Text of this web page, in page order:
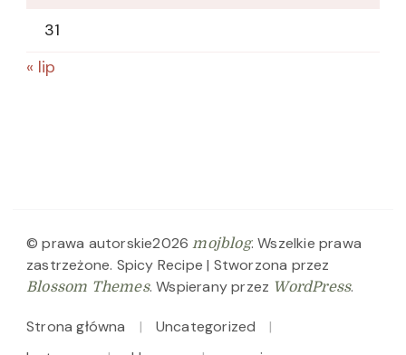
31
« lip
© prawa autorskie2026mojblog. Wszelkie prawa
zastrzeżone. Spicy Recipe | Stworzona przez
Blossom Themes. Wspierany przez WordPress.
Strona główna
Uncategorized